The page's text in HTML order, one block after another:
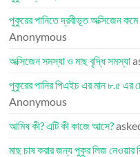
পুকুরের পানিতে দ্রবীভূত অক্সিজেন কমে
Anonymous
অক্সিজেন সমস্যা ও মাছ বৃদ্ধি সমস্যা
পুকুরের পানির পিএইচ এর মান ৮.৫ এর
Anonymous
আমিষ কী? এটি কী কাজে আসে?
মাছ চাষ করার জন্য পুকুর লিজ নেওয়ার